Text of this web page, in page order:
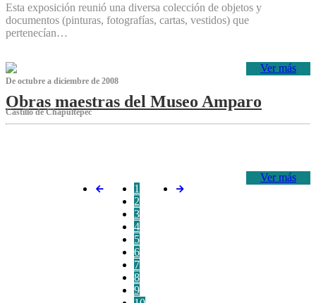
Esta exposición reunió una diversa colección de objetos y
documentos (pinturas, fotografías, cartas, vestidos) que
pertenecían…
Ver más
De octubre a diciembre de 2008
Obras maestras del Museo Amparo
Castillo de Chapultepec
Ver más
1
2
3
4
5
6
7
8
9